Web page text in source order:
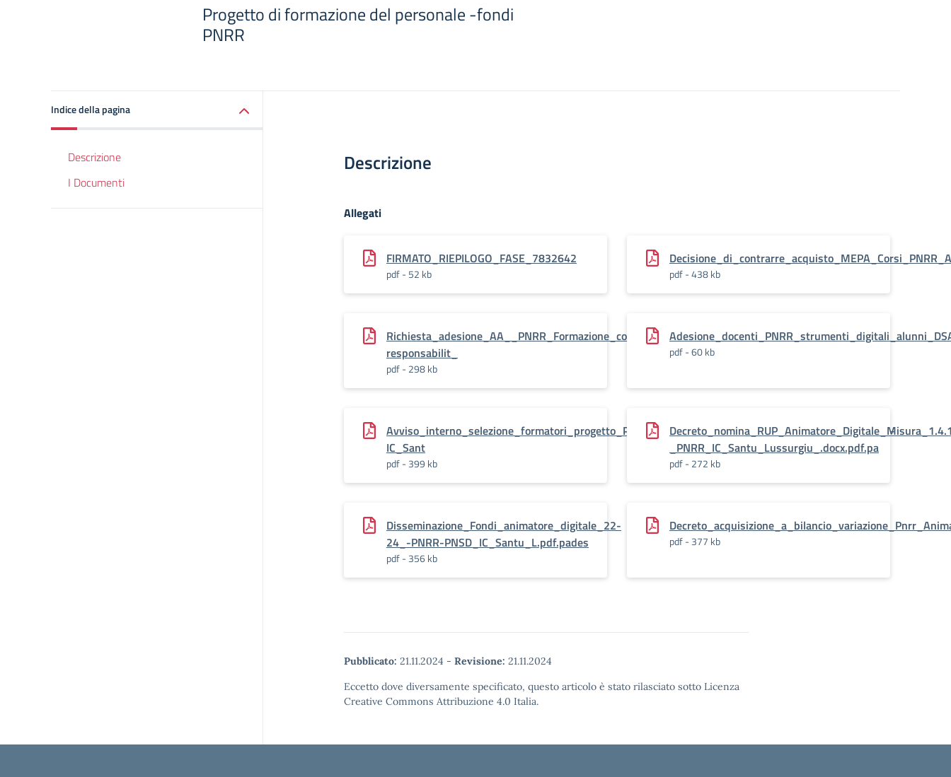
Progetto di formazione del personale -fondi
PNRR
Indice della pagina
Descrizione
I Documenti
Descrizione
Allegati
FIRMATO_RIEPILOGO_FASE_7832642
pdf - 52 kb pdf - 438 kb
Richiesta_adesione_AA__PNRR_Formazione_compitifunzioni-
responsabilit_
pdf - 298 kb
pdf - 60 kb
Avviso_interno_selezione_formatori_progetto_PNRR_Animatore_Digitale_Misura_1.4.1_PA_digitale-
IC_Sant
pdf - 399 kb
_PNRR_IC_Santu_Lussurgiu_.docx.pdf.pa
pdf - 272 kb
Disseminazione_Fondi_animatore_digitale_22-
24_-PNRR-PNSD_IC_Santu_L.pdf.pades
pdf - 356 kb
pdf - 377 kb
Pubblicato: 21.11.2024 - Revisione: 21.11.2024
Eccetto dove diversamente specificato, questo articolo è stato rilasciato sotto Licenza
Creative Commons Attribuzione 4.0 Italia.